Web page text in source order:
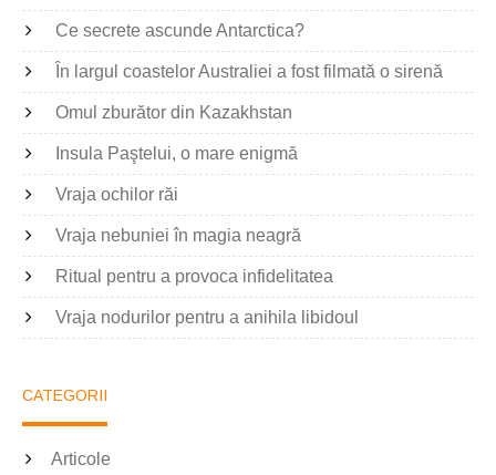
Ce secrete ascunde Antarctica?
În largul coastelor Australiei a fost filmată o sirenă
Omul zburător din Kazakhstan
Insula Paştelui, o mare enigmă
Vraja ochilor răi
Vraja nebuniei în magia neagră
Ritual pentru a provoca infidelitatea
Vraja nodurilor pentru a anihila libidoul
CATEGORII
Articole